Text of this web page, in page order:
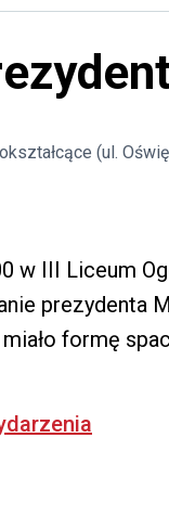
(ul.
w III Liceum
prezydenta
formę